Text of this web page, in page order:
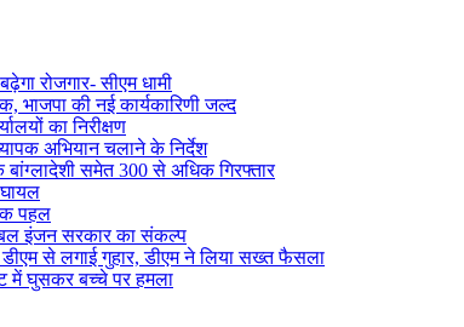
रोजगार- सीएम धामी
भाजपा की नई कार्यकारिणी जल्द
का निरीक्षण
अभियान चलाने के निर्देश
समेत 300 से अधिक गिरफ्तार
पहल
इंजन सरकार का संकल्प
से लगाई गुहार, डीएम ने लिया सख्त फैसला
में घुसकर बच्चे पर हमला